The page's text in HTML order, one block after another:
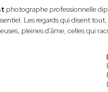
photographe professionnelle
Les regards qui disent
pleines d'âme, celles qui